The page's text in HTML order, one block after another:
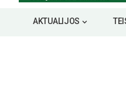
AKTUALIJOS